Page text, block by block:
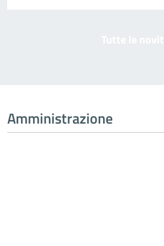
Amministrazione